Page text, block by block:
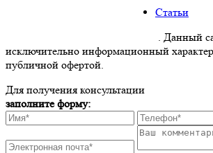
Статьи
. Данный
исключительно информационный характер
публичной офертой.
Для получения консультации
заполните форму: